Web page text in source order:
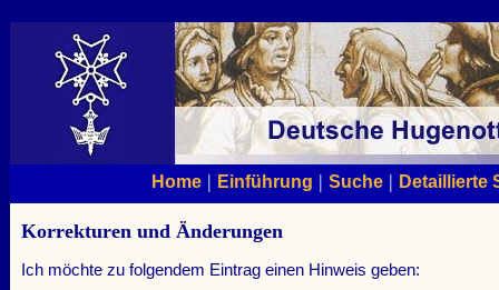
Home| Einführung | Suche| Detaillierte
Korrekturen und Änderungen
Ich möchte zu folgendem Eintrag einen Hinweis geben: